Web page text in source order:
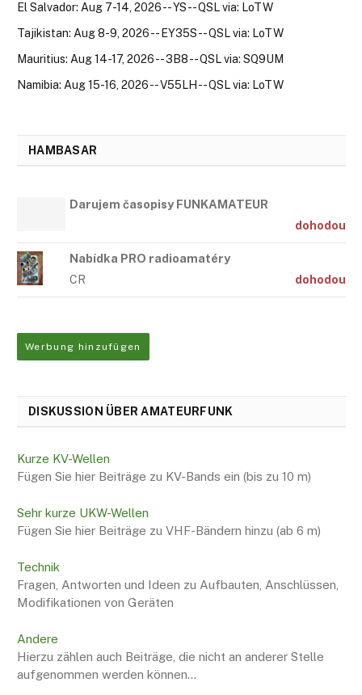
El Salvador: Aug 7-14, 2026 -- YS -- QSL via: LoTW
Tajikistan: Aug 8-9, 2026 -- EY35S -- QSL via: LoTW
Mauritius: Aug 14-17, 2026 -- 3B8 -- QSL via: SQ9UM
Namibia: Aug 15-16, 2026 -- V55LH -- QSL via: LoTW
HAMBASAR
Darujem časopisy FUNKAMATEUR
dohodou
Nabídka PRO radioamatéry
CR dohodou
Werbung hinzufügen
DISKUSSION ÜBER AMATEURFUNK
Kurze KV-Wellen
Fügen Sie hier Beiträge zu KV-Bands ein (bis zu 10 m)
Sehr kurze UKW-Wellen
Fügen Sie hier Beiträge zu VHF-Bändern hinzu (ab 6 m)
Technik
Fragen, Antworten und Ideen zu Aufbauten, Anschlüssen,
Modifikationen von Geräten
Andere
Hierzu zählen auch Beiträge, die nicht an anderer Stelle
aufgenommen werden können...